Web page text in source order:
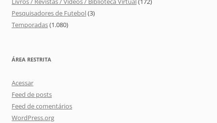
Pesquisadores de Futebol(3)
Temporadas(1.080)
ÁREA RESTRITA
Acessar
Feed de posts
Feed de comentários
WordPress.org